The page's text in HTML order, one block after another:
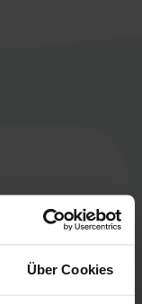
Über Cookies